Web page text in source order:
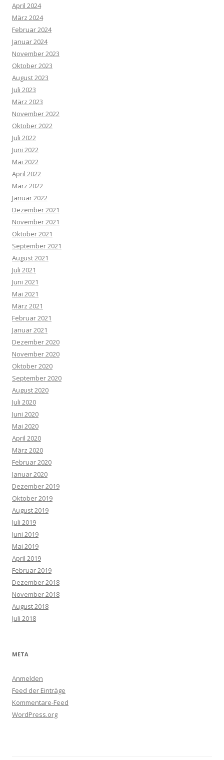
April 2024
März 2024
Februar 2024
Januar 2024
November 2023
Oktober 2023
August 2023
Juli 2023
März 2023
November 2022
Oktober 2022
Juli 2022
Juni 2022
Mai 2022
April 2022
März 2022
Januar 2022
Dezember 2021
November 2021
Oktober 2021
September 2021
August 2021
Juli 2021
Juni 2021
Mai 2021
März 2021
Februar 2021
Januar 2021
Dezember 2020
November 2020
Oktober 2020
September 2020
August 2020
Juli 2020
Juni 2020
Mai 2020
April 2020
März 2020
Februar 2020
Januar 2020
Dezember 2019
Oktober 2019
August 2019
Juli 2019
Juni 2019
Mai 2019
April 2019
Februar 2019
Dezember 2018
November 2018
August 2018
Juli 2018
META
Anmelden
Feed der Einträge
Kommentare-Feed
WordPress.org